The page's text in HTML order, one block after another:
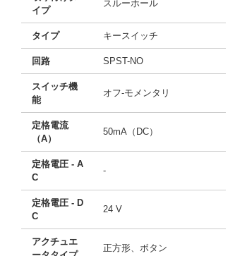
イプ
スルーホール
タイプ キースイッチ
回路 SPST-NO
スイッチ機
能
オフ-モメンタリ
定格電流
（A）
50mA（DC）
定格電圧 - A
C
-
定格電圧 - D
C
24 V
アクチュエ
正方形、ボタン